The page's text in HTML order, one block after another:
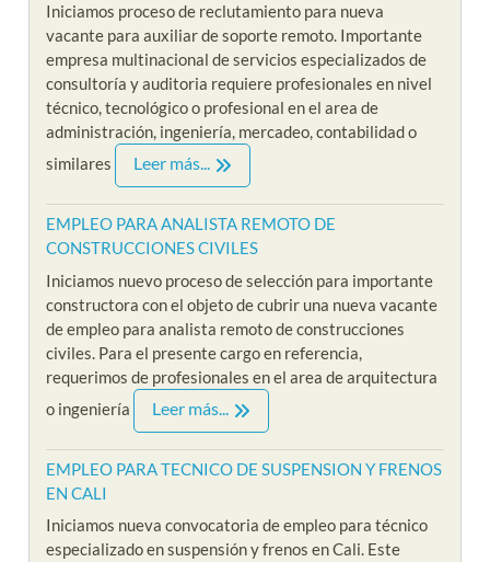
Iniciamos proceso de reclutamiento para nueva
vacante para auxiliar de soporte remoto. Importante
empresa multinacional de servicios especializados de
consultoría y auditoria requiere profesionales en nivel
técnico, tecnológico o profesional en el area de
administración, ingeniería, mercadeo, contabilidad o
similares
Leer más...
EMPLEO PARA ANALISTA REMOTO DE
CONSTRUCCIONES CIVILES
Iniciamos nuevo proceso de selección para importante
constructora con el objeto de cubrir una nueva vacante
de empleo para analista remoto de construcciones
civiles. Para el presente cargo en referencia,
requerimos de profesionales en el area de arquitectura
o ingeniería
Leer más...
EMPLEO PARA TECNICO DE SUSPENSION Y FRENOS
EN CALI
Iniciamos nueva convocatoria de empleo para técnico
especializado en suspensión y frenos en Cali. Este